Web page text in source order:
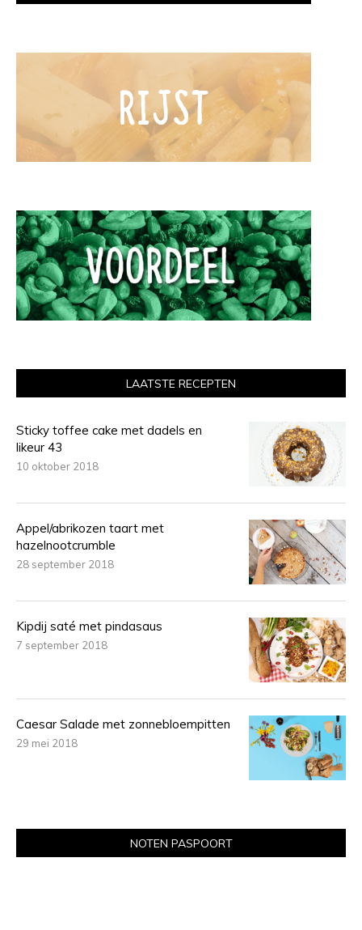
LAATSTE RECEPTEN
Sticky toffee cake met dadels en
likeur 43
10 oktober 2018
Appel/abrikozen taart met
hazelnootcrumble
28 september 2018
Kipdij saté met pindasaus
7 september 2018
Caesar Salade met zonnebloempitten
29 mei 2018
NOTEN PASPOORT